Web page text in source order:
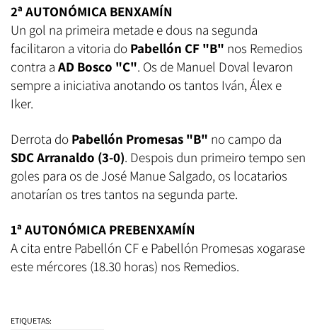
2ª AUTONÓMICA BENXAMÍN
Un gol na primeira metade e dous na segunda
facilitaron a vitoria do Pabellón CF "B" nos Remedios
contra a AD Bosco "C". Os de Manuel Doval levaron
sempre a iniciativa anotando os tantos Iván, Álex e
Iker.
Derrota do Pabellón Promesas "B" no campo da
SDC Arranaldo (3-0). Despois dun primeiro tempo sen
goles para os de José Manue Salgado, os locatarios
anotarían os tres tantos na segunda parte.
1ª AUTONÓMICA PREBENXAMÍN
A cita entre Pabellón CF e Pabellón Promesas xogarase
este mércores (18.30 horas) nos Remedios.
ETIQUETAS: